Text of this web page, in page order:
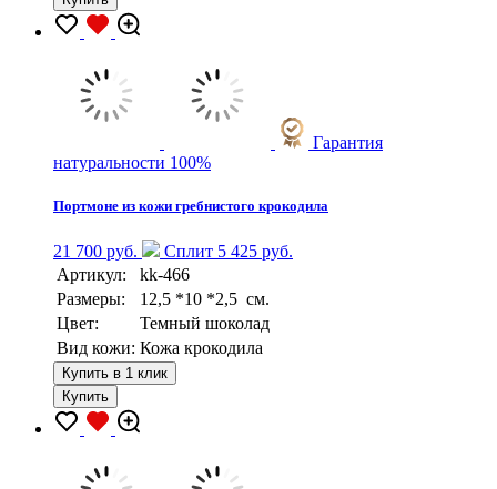
Гарантия
натуральности 100%
Портмоне из кожи гребнистого крокодила
21 700 руб.
Сплит 5 425 руб.
Артикул:
kk-466
Размеры:
12,5 *10 *2,5 см.
Цвет:
Темный шоколад
Вид кожи: Кожа крокодила
Купить в 1 клик
Купить